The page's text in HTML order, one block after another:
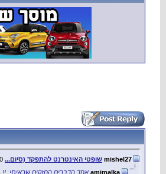
mishel27 שופטי האינטרנט להתפקד (סיום...
amimalka אחד הדברים החזקים שראיתי..!!...